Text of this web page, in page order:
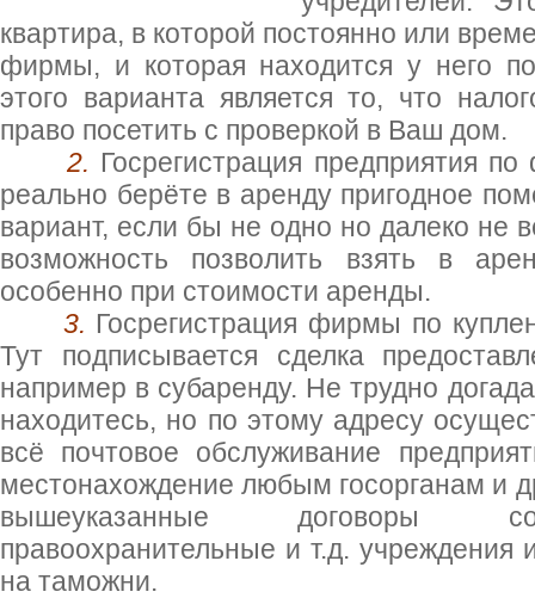
квартира, в которой постоянно или
фирмы, и которая находится у него
этого варианта является то, что
право посетить с проверкой в Ваш дом.
2. Госрегистрация предприятия
реально берёте в аренду пригодное
вариант, если бы не одно но далеко не
возможность позволить взять в
особенно при стоимости аренды.
3. Госрегистрация фирмы по
Тут подписывается сделка
например в субаренду. Не трудно
находитесь, но по этому адресу
всё почтовое обслуживание
местонахождение любым госорганам и
вышеуказанные договоры
правоохранительные и т.д. учреждения
на таможни.